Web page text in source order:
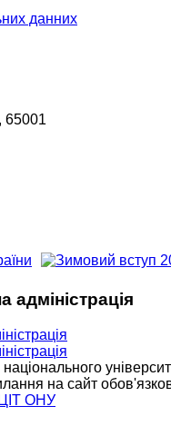
данних
65001
на сайт
ЦІТ ОНУ